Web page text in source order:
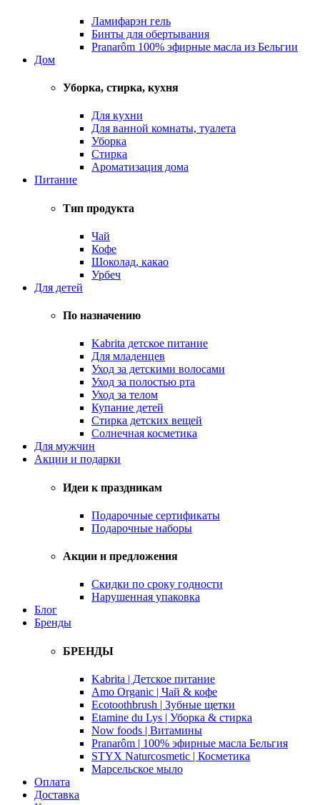
Ламифарэн гель
Бинты для обертывания
Pranarôm 100% эфирные масла из Бельгии
Дом
Уборка, стирка, кухня
Для кухни
Для ванной комнаты, туалета
Уборка
Стирка
Ароматизация дома
Питание
Тип продукта
Чай
Кофе
Шоколад, какао
Урбеч
Для детей
По назначению
Kabrita детское питание
Для младенцев
Уход за детскими волосами
Уход за полостью рта
Уход за телом
Купание детей
Стирка детских вещей
Солнечная косметика
Для мужчин
Акции и подарки
Идеи к праздникам
Подарочные сертификаты
Подарочные наборы
Акции и предложения
Скидки по сроку годности
Нарушенная упаковка
Блог
Бренды
БРЕНДЫ
Kabrita | Детское питание
Amo Organic | Чай & кофе
Ecotoothbrush | Зубные щетки
Etamine du Lys | Уборка & стирка
Now foods | Витамины
Pranarôm | 100% эфирные масла Бельгия
STYX Naturcosmetic | Косметика
Марсельское мыло
Оплата
Доставка